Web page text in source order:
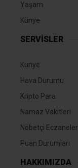
Yaşam
Künye
SERVİSLER
Künye
Hava Durumu
Kripto Para
Namaz Vakitleri
Nöbetçi Eczaneler
Puan Durumları
HAKKIMIZDA